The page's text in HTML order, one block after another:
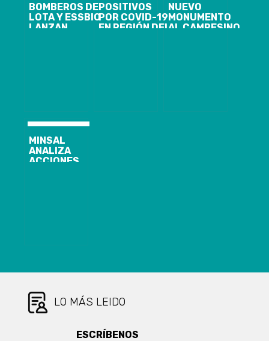
BOMBEROS DE
LOTA Y ESSBIO
LANZAN
POSITIVOS
POR COVID-19
EN REGIÓN DEL
NUEVO
MONUMENTO
AL CAMPESINO
MINSAL
ANALIZA
ACCIONES
LO MÁS LEIDO
ESCRÍBENOS